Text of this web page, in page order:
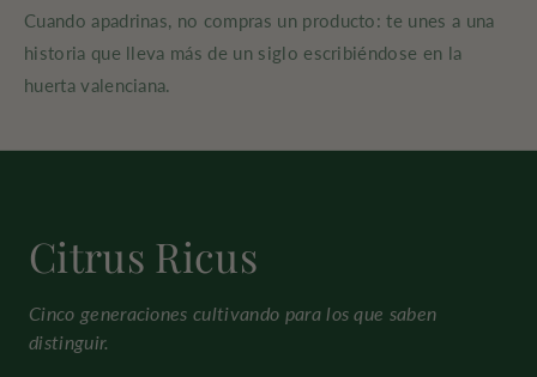
Cuando apadrinas, no compras un producto: te unes a una
historia que lleva más de un siglo escribiéndose en la
huerta valenciana.
Citrus Ricus
Cinco generaciones cultivando para los que saben
distinguir.